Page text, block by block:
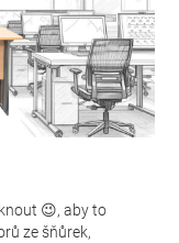
😉, aby to
ze šňůrek,